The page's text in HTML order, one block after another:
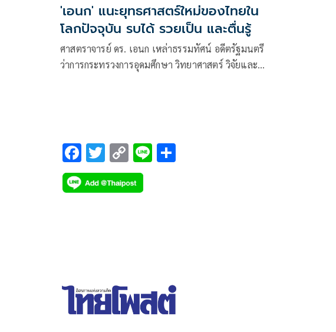
'เอนก' แนะยุทธศาสตร์ใหม่ของไทยใน
โลกปัจจุบัน รบได้ รวยเป็น และตื่นรู้
ศาสตราจารย์ ดร. เอนก เหล่าธรรมทัศน์ อดีตรัฐมนตรี
ว่าการกระทรวงการอุดมศึกษา วิทยาศาสตร์ วิจัยและ
F
ac
e
T
wi
tt
C
o
p
Li